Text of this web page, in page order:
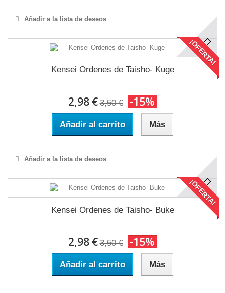
Añadir a la lista de deseos
¡OFERTA!
Kensei Ordenes de Taisho- Kuge
2,98 € 3,50 € -15%
Añadir al carrito Más
Añadir a la lista de deseos
¡OFERTA!
Kensei Ordenes de Taisho- Buke
2,98 € 3,50 € -15%
Añadir al carrito Más